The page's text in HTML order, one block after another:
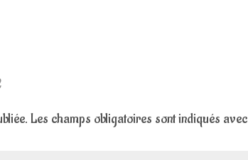
Les champs obligatoires sont indiqués avec